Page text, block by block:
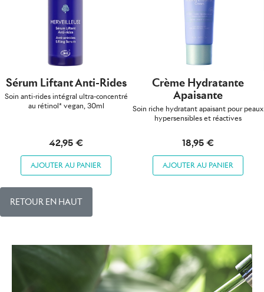
Sérum Liftant Anti-Rides
Soin anti-rides intégral ultra-concentré
au rétinol* vegan, 30ml
42,95 €
AJOUTER AU PANIER
Crème Hydratante
Apaisante
Soin riche hydratant apaisant pour peaux
hypersensibles et réactives
18,95 €
AJOUTER AU PANIER
RETOUR EN HAUT